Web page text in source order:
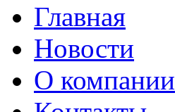
Главная
Новости
О компании